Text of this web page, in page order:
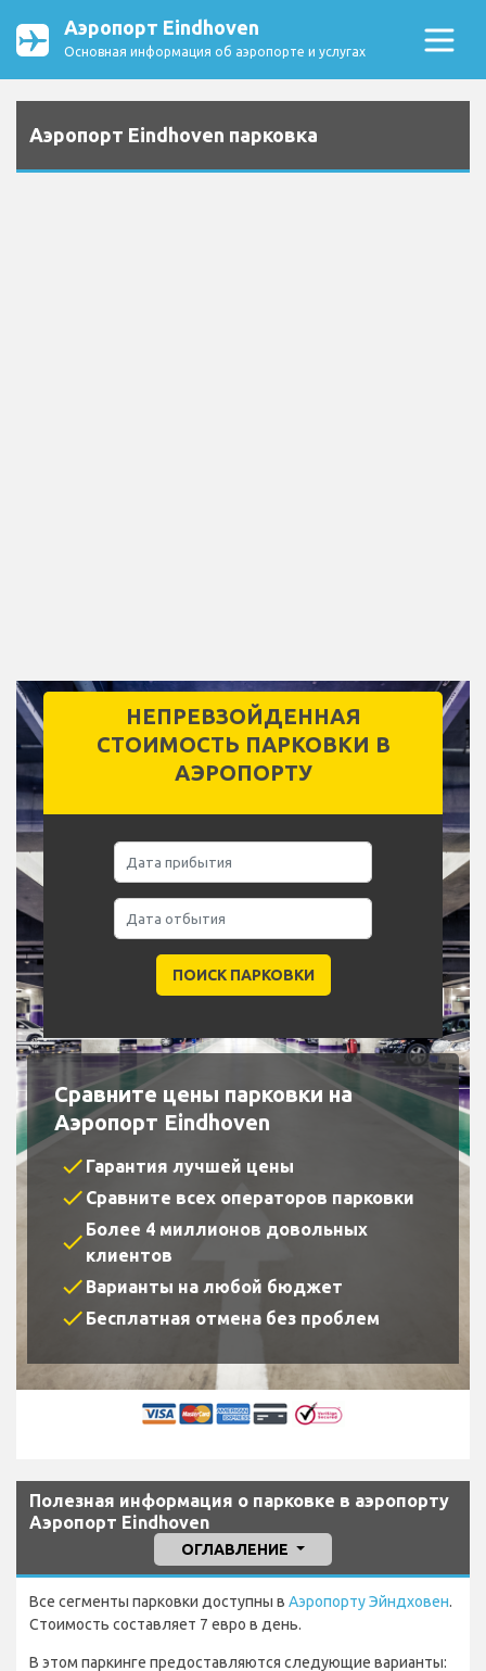
Аэропорт Eindhoven
Основная информация об аэропорте и услугах
Аэропорт Eindhoven парковка
НЕПРЕВЗОЙДЕННАЯ
СТОИМОСТЬ ПАРКОВКИ В
АЭРОПОРТУ
Сравните цены парковки на
Аэропорт Eindhoven
check Гарантия лучшей цены
check Сравните всех операторов парковки
check Более 4 миллионов довольных
клиентов
check Варианты на любой бюджет
check Бесплатная отмена без проблем
Полезная информация о парковке в аэропорту
Аэропорт Eindhoven
ОГЛАВЛЕНИЕ
Все сегменты парковки доступны в Аэропорту Эйндховен.
Стоимость составляет 7 евро в день.
В этом паркинге предоставляются следующие варианты: